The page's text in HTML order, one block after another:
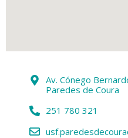
Av. Cónego
Paredes de Coura
251 780 321